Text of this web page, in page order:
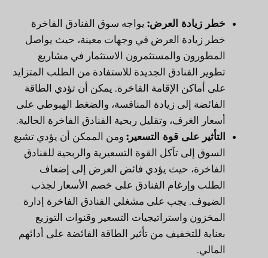
خطر زيادة العرض: يواجه سوق الفنادق الفاخرة
خطر زيادة العرض في وجهات معينة، حيث يواصل
المطورون والمستثمرون الاستثمار في مشاريع
تطوير الفنادق الجديدة للاستفادة من الطلب المتزايد
على أماكن الإقامة الفاخرة. يمكن أن تؤدي الطاقة
الفائضة إلى زيادة المنافسة، والضغط الهبوطي على
أسعار الغرف، وتقليل ربحية الفنادق الفاخرة الحالية.
التأثير على قوة التسعير: ومن الممكن أن يؤدي تشبع
السوق إلى تآكل القوة التسعيرية والربحية للفنادق
الفاخرة، حيث يؤدي فائض العرض إلى إضعاف
الطلب وإرغام الفنادق على خصم الأسعار لجذب
الضيوف. يجب على مشغلي الفنادق الفاخرة إدارة
المخزون واستراتيجيات التسعير وقنوات التوزيع
بعناية للتخفيف من تأثير الطاقة الفائضة على أدائهم
المالي.